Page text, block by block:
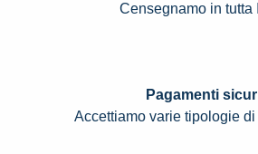
Censegnamo in tutta
Pagamenti
Accettiamo varie tipologie